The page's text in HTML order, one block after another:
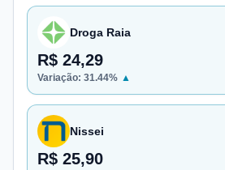
Droga Raia
R$ 24,29
Variação: 31.44% ▲
Nissei
R$ 25,90